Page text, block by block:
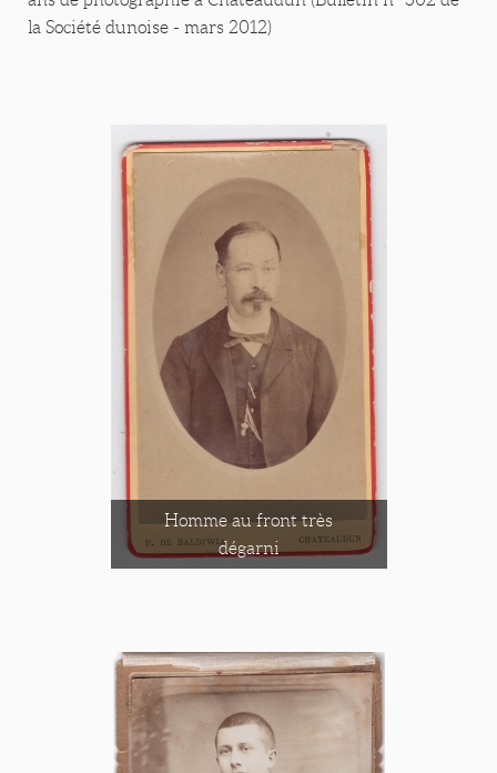
la Société dunoise - mars 2012)
Homme au front très
dégarni